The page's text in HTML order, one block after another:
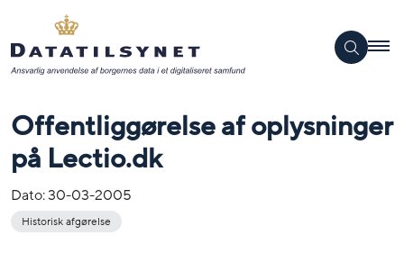
Offentliggørelse af oplysninger
på Lectio.dk
Dato:30-03-2005
Historisk afgørelse